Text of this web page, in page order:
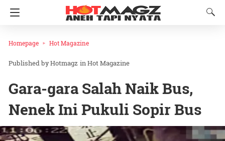
Homepage Hot Magazine
Hotmagz inHot Magazine
Gara-gara Salah Naik Bus,
Nenek Ini Pukuli Sopir Bus